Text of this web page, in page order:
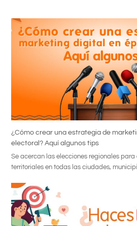
¿Cómo crear una estrategia de
electoral? Aquí algunos tips
Se acercan las elecciones regionales
territoriales en todas las ciudades,